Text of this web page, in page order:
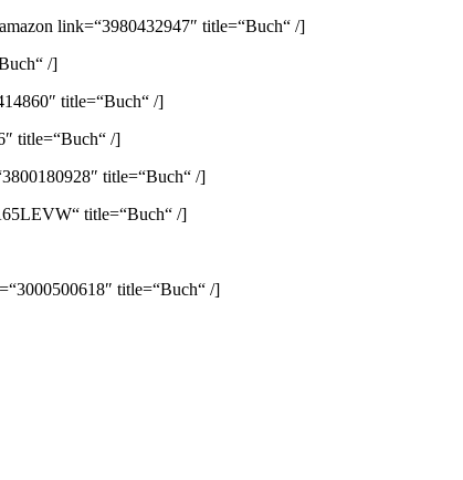
link=“3980432947″ title=“Buch“ /]
/]
title=“Buch“ /]
title=“Buch“ /]
title=“Buch“ /]
title=“Buch“ /]
title=“Buch“ /]